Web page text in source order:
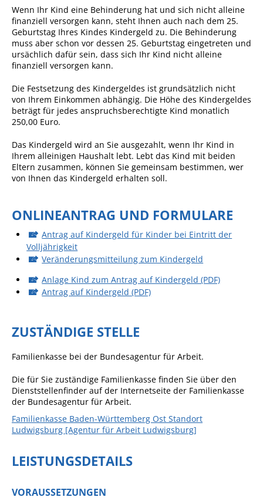
Netzmonitor der NetzeBW
Gemmrigheimer
Infokalender
Zahlen & Fakten
Wirtschaft + Handel
Öffnungszeiten
Online-Bürgerportal
Bürgerservice
Leistungen - Service BW
Formulare
Wissenswertes/Service
Mängelmeldung online
Winterdienst
Gutachterausschuss
Organspende
Gleichstellung
Wenn Ihr Kind eine Behinderung hat und sich nicht alleine
finanziell versorgen kann, steht Ihnen auch nach dem 25.
Geburtstag Ihres Kindes Kindergeld zu. Die Behinderung
muss aber schon vor dessen 25. Geburtstag eingetreten und
ursächlich dafür sein, dass sich Ihr Kind nicht alleine
finanziell versorgen kann.
Die Festsetzung des Kindergeldes ist grundsätzlich nicht
von Ihrem Einkommen abhängig. Die Höhe des Kindergeldes
beträgt für jedes anspruchsberechtigte Kind monatlich
250,00 Euro.
Das Kindergeld wird an Sie ausgezahlt, wenn Ihr Kind in
Ihrem alleinigen Haushalt lebt. Lebt das Kind mit beiden
Eltern zusammen, können Sie gemeinsam bestimmen, wer
von Ihnen das Kindergeld erhalten soll.
ONLINEANTRAG UND FORMULARE
Antrag auf Kindergeld für Kinder bei Eintritt der
Volljährigkeit
Veränderungsmitteilung zum Kindergeld
Anlage Kind zum Antrag auf Kindergeld (PDF)
Antrag auf Kindergeld (PDF)
ZUSTÄNDIGE STELLE
Familienkasse bei der Bundesagentur für Arbeit.
Die für Sie zuständige Familienkasse finden Sie über den
Dienststellenfinder auf der Internetseite der Familienkasse
der Bundesagentur für Arbeit.
Familienkasse Baden-Württemberg Ost Standort
Ludwigsburg [Agentur für Arbeit Ludwigsburg]
LEISTUNGSDETAILS
VORAUSSETZUNGEN